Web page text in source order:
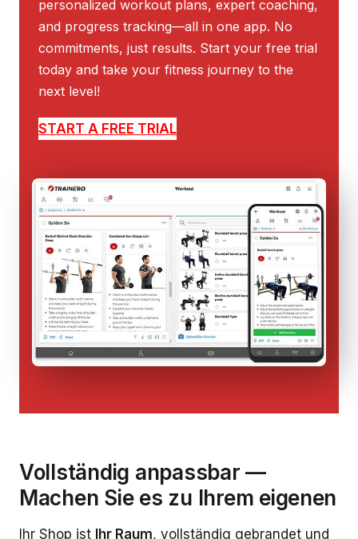
personalized workout plans, expert coaching,
and progress tracking—all in one app. No
commitments, just results. Start your free trial
today and take your fitness journey to the
next level!
START A FREE TRIAL
Vollständig anpassbar —
Machen Sie es zu Ihrem eigenen
Ihr Shop ist Ihr Raum, vollständig gebrandet und